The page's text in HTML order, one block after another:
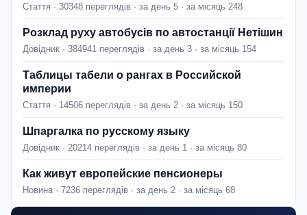
Стаття · 30348 переглядів · за день 5 · за місяць 248
Розклад руху автобусів по автостанції Нетішин
Довідник · 384941 переглядів · за день 3 · за місяць 154
Таблицы табели о рангах в Российской
империи
Стаття · 14506 переглядів · за день 2 · за місяць 150
Шпаргалка по русскому языку
Довідник · 20214 переглядів · за день 1 · за місяць 80
Как живут европейские пенсионеры
Новина · 7236 переглядів · за день 2 · за місяць 68